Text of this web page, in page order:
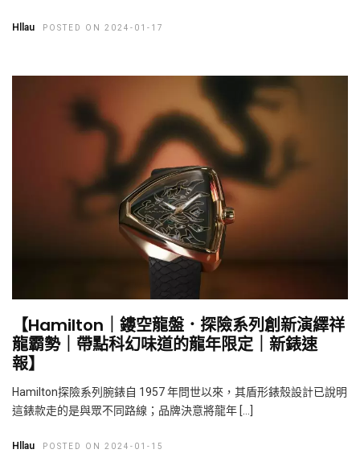
Hllau POSTED ON 2024-01-17
【Hamilton｜鏤空龍盤．探險系列創新演繹祥
龍霸勢｜帶點科幻味道的龍年限定｜新錶速
報】
Hamilton探險系列腕錶自 1957 年問世以來，其盾形錶殼設計已說明
這錶款走的是與眾不同路線；品牌決意將龍年 […]
Hllau POSTED ON 2024-01-15